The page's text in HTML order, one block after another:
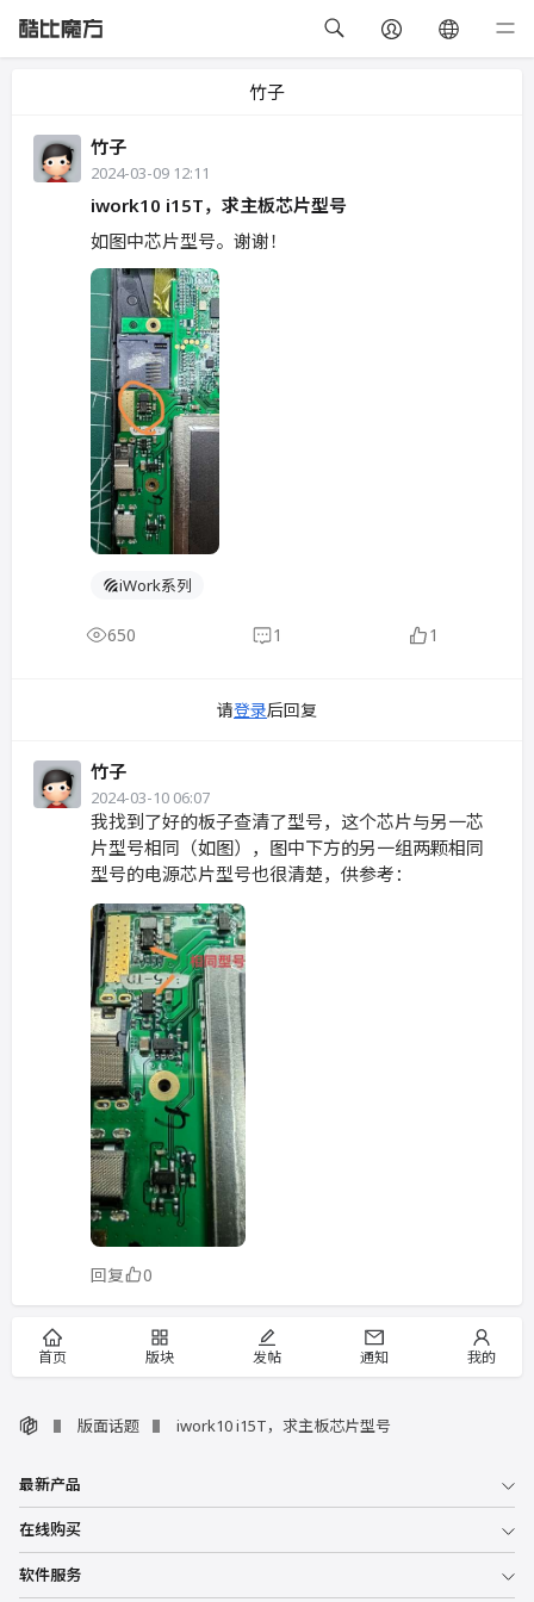
竹子
竹子
2024-03-09 12:11
iwork10 i15T，求主板芯片型号
如图中芯片型号。谢谢！
iWork系列
650 1 1
请登录后回复
竹子
2024-03-10 06:07
我找到了好的板子查清了型号，这个芯片与另一芯
片型号相同（如图），图中下方的另一组两颗相同
型号的电源芯片型号也很清楚，供参考：
回复 0
首页 版块 发帖 通知 我的
版面话题 iwork10 i15T，求主板芯片型号
最新产品
在线购买
软件服务